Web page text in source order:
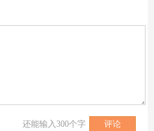
还能输入300个字